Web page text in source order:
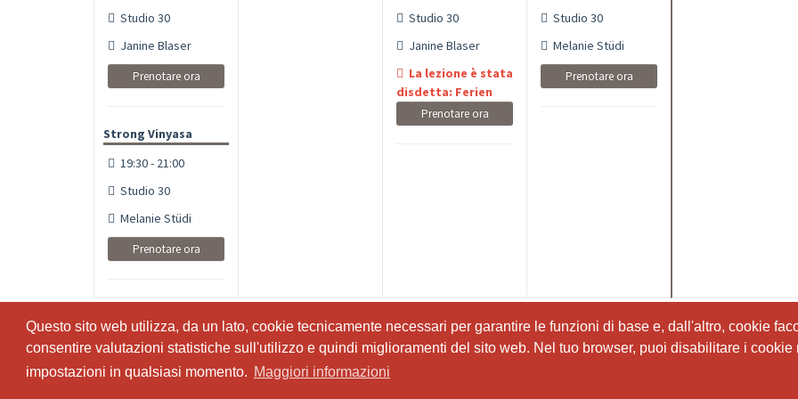
Questo sito web utilizza, da un lato, cookie tecnicamente necessari per garantire le funzioni di base e, dall'altro, cookie
consentire valutazioni statistiche sull'utilizzo e quindi miglioramenti del sito web. Nel tuo browser, puoi disabilitare i cookie
impostazioni in qualsiasi momento. Maggiori informazioni
Questo sito web utilizza, da un lato, cookie tecnicamente necessari per garantire le funzioni di base e, dall'altro, cookie
consentire valutazioni statistiche sull'utilizzo e quindi miglioramenti del sito web. Nel tuo browser, puoi disabilitare i cookie
impostazioni in qualsiasi momento. Maggiori informazioni
Studio 30
Janine Blaser
Prenotare ora
Strong Vinyasa
19:30 - 21:00
Studio 30
Melanie Stüdi
Prenotare ora
Studio 30
Janine Blaser
La lezione è stata
disdetta: Ferien
Prenotare ora
Studio 30
Melanie Stüdi
Prenotare ora
© SportsNow® 2026. Il software svizzero per il tuo studio.